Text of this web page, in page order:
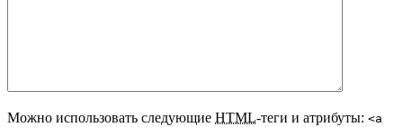
Можно использовать следующие HTML-теги и атрибуты: <a